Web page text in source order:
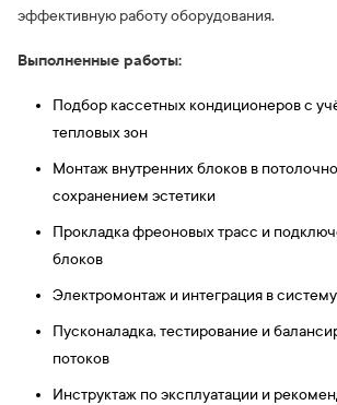
эффективную работу оборудования.
Выполненные работы:
Подбор кассетных кондиционеров с
тепловых зон
Монтаж внутренних блоков в
сохранением эстетики
Прокладка фреоновых трасс и
блоков
Электромонтаж и интеграция в
Пусконаладка, тестирование и
потоков
Инструктаж по эксплуатации и